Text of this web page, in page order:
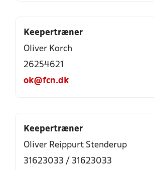
Keepertræner
Oliver Korch
26254621
ok@fcn.dk
Keepertræner
Oliver Reippurt Stenderup
31623033 / 31623033